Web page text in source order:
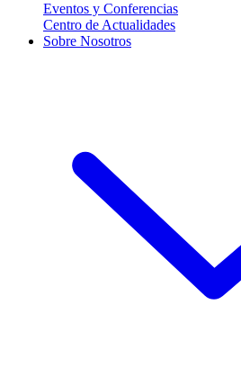
Eventos y Conferencias
Centro de Actualidades
Sobre Nosotros